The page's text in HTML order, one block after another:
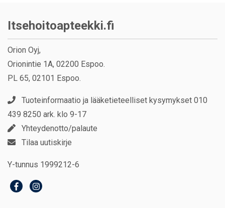
Itsehoitoapteekki.fi
Orion Oyj,
Orionintie 1A, 02200 Espoo.
PL 65, 02101 Espoo.
Tuoteinformaatio ja lääketieteelliset kysymykset 010
439 8250 ark. klo 9-17
Yhteydenotto/palaute
Tilaa uutiskirje
Y-tunnus 1999212-6